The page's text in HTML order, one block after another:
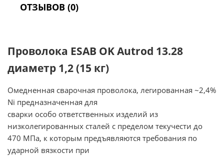
ОТЗЫВОВ (0)
Проволока ESAB OK Autrod 13.28
диаметр 1,2 (15 кг)
Омедненная сварочная проволока, легированная ~2,4%
Ni предназначенная для
сварки особо ответственных изделий из
низколегированных сталей с пределом текучести до
470 МПа, к которым предъявляются требования по
ударной вязкости при